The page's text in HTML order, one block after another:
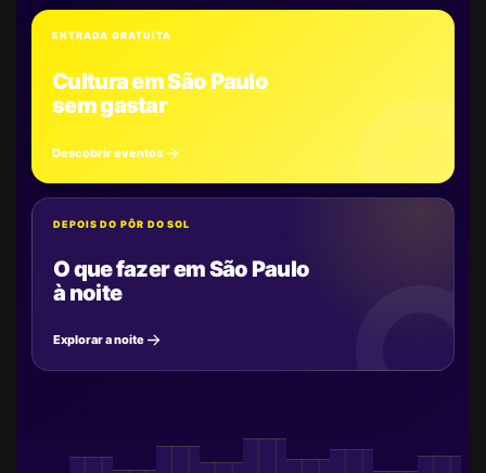
ENTRADA GRATUITA
Cultura em São Paulo
sem gastar
Descobrir eventos
DEPOIS DO PÔR DO SOL
O que fazer em São Paulo
à noite
Explorar a noite